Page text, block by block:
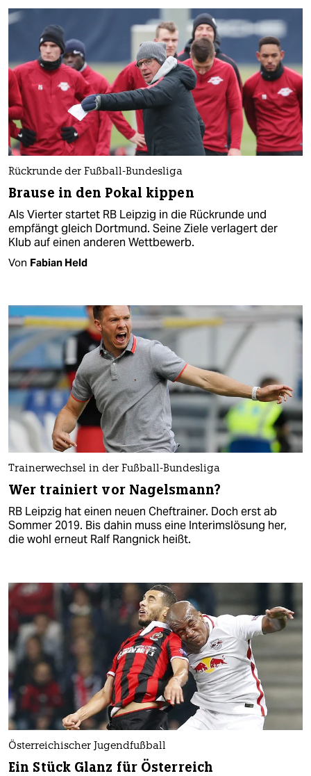
Rückrunde der Fußball-Bundesliga
Brause in den Pokal kippen
Als Vierter startet RB Leipzig in die Rückrunde und
empfängt gleich Dortmund. Seine Ziele verlagert der
Klub auf einen anderen Wettbewerb.
Von Fabian Held
Trainerwechsel in der Fußball-Bundesliga
Wer trainiert vor Nagelsmann?
RB Leipzig hat einen neuen Cheftrainer. Doch erst ab
Sommer 2019. Bis dahin muss eine Interimslösung her,
die wohl erneut Ralf Rangnick heißt.
Österreichischer Jugendfußball
Ein Stück Glanz für Österreich